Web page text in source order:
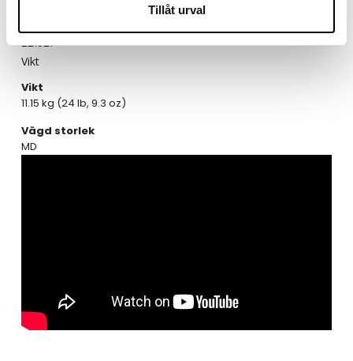
Tillåt urval
Produktnummer
221521
Vikt
Vikt
11.15 kg (24 lb, 9.3 oz)
Vägd storlek
MD